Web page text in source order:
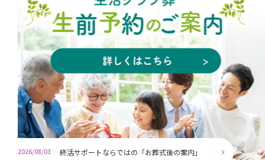
提携式場
関連品
会社概要
おしらせ
お問い合わせ
2026/08/03 終活サポートならではの「お葬式後の案内」